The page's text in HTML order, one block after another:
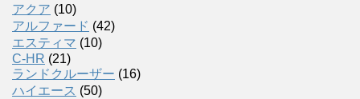
アクア (10)
アルファード (42)
エスティマ (10)
C-HR (21)
ランドクルーザー (16)
ハイエース (50)